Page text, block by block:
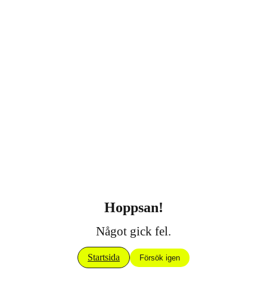
Hoppsan!
Något gick fel.
Startsida Försök igen